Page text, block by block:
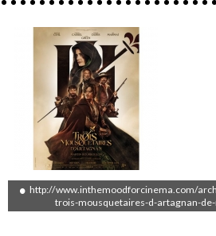
http://www.inthemoodforcinema.com/
trois-mousquetaires-d-artagnan-